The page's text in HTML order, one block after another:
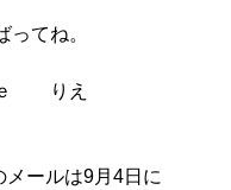
てね。
え
ールは9月4日に